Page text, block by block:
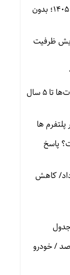
فروش فوری خودروهای وارداتی مرداد ۱۴۰۵؛ بدون
ظرفیت
اینترنت در تسخیر ربات‌ها / ترافیک بات‌ها تا ۵ سال
ها
پاسخ
امروز یکشنبه 18مرداد/ کاهش
ریخت، ۲۰۷ فقط ۲.۹ درصد / خودرو